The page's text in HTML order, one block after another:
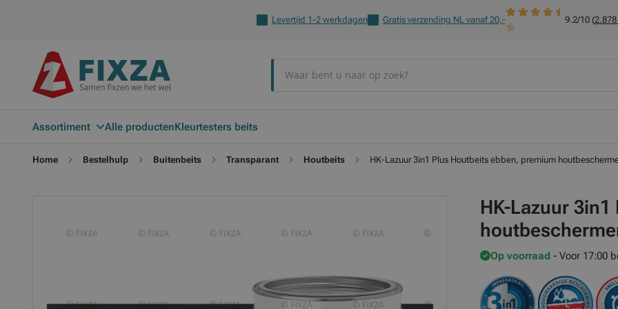
Levertijd 1-2 werkdagen Gratis verzending NL vanaf 20,- 9.2/10 (2.878
Assortiment Alle productenKleurtesters beits
Home Bestelhulp Buitenbeits Transparant Houtbeits HK-Lazuur 3in1 Plus Houtbeits ebben, premium
HK-Lazuur
Op voorraad - Voor 17:00